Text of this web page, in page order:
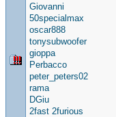
Giovanni
50specialmax
oscar888
tonysubwoofer
gioppa
Perbacco
peter_peters02
rama
DGiu
2fast 2furious